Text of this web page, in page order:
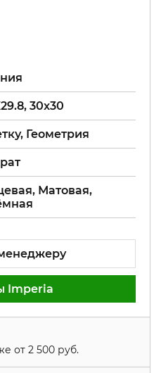
30x30
Геометрия
Матовая,
Imperia
от 2 500 руб.